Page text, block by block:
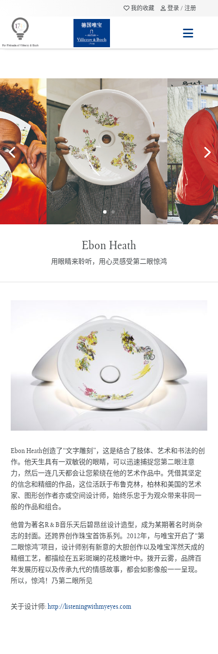
我的收藏 登录 / 注册
Ebon Heath
用眼睛来聆听，用心灵感受第二眼惊鸿
Ebon Heath创造了“文字雕刻”，这是结合了肢体、艺术和书法的创
作。他天生具有一双敏锐的眼睛，可以迅速捕捉您第二眼注意
力，然后一连几天都会让您萦绕在他的艺术作品中。凭借其坚定
的信念和精细的作品，这位活跃于布鲁克林，柏林和美国的艺术
家、图形创作者亦或空间设计师，始终乐忠于为观众带来非同一
般的作品和组合。
他曾为著名R&B音乐天后碧昂丝设计造型，成为某期著名时尚杂
志的封面。还跨界创作珠宝首饰系列。2012年，与唯宝开启了“第
二眼惊鸿”项目，设计师别有新意的大胆创作以及唯宝浑然天成的
精细工艺，都描绘在五彩斑斓的花枝嫩叶中。拨开云雾，品牌百
年发展历程以及传承九代的情感故事，都会如影像般一一呈现。
所以，惊鸿！乃第二眼所见
关于设计师:http://listeningwithmyeyes.com